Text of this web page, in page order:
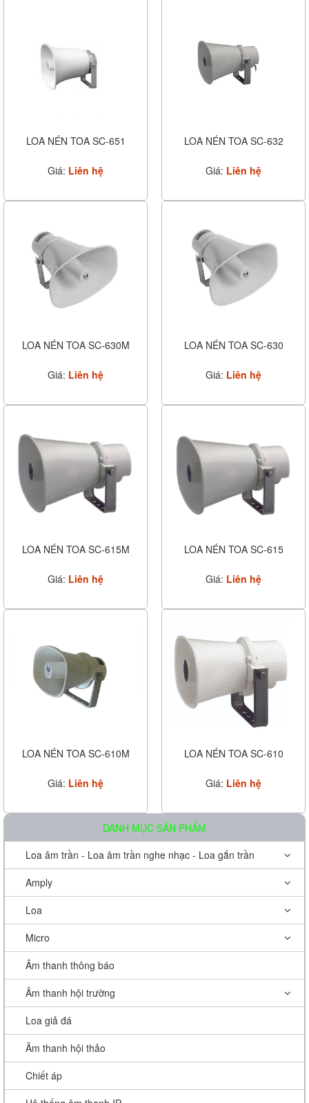
LOA NÉN TOA SC-651
Giá: Liên hệ
LOA NÉN TOA SC-632
Giá: Liên hệ
LOA NÉN TOA SC-630M
Giá: Liên hệ
LOA NÉN TOA SC-630
Giá: Liên hệ
LOA NÉN TOA SC-615M
Giá: Liên hệ
LOA NÉN TOA SC-615
Giá: Liên hệ
LOA NÉN TOA SC-610M
Giá: Liên hệ
LOA NÉN TOA SC-610
Giá: Liên hệ
DANH MỤC SẢN PHẨM
Loa âm trần - Loa âm trần nghe nhạc - Loa gắn trần
Amply
Loa
Micro
Âm thanh thông báo
Âm thanh hội trường
Loa giả đá
Âm thanh hội thảo
Chiết áp